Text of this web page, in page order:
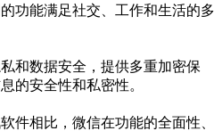
功能满足社交、工作和生活的多
和数据安全，提供多重加密保
的安全性和私密性。
件相比，微信在功能的全面性、